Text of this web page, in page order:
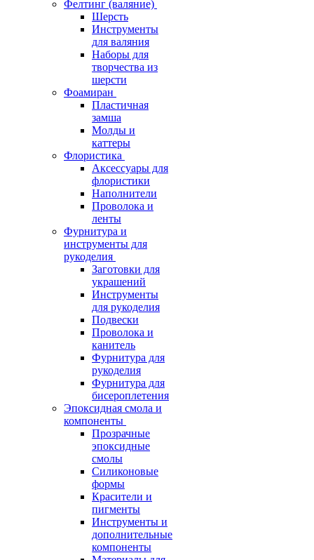
Фелтинг (валяние)
Шерсть
Инструменты
для валяния
Наборы для
творчества из
шерсти
Фоамиран
Пластичная
замша
Молды и
каттеры
Флористика
Аксессуары для
флористики
Наполнители
Проволока и
ленты
Фурнитура и
инструменты для
рукоделия
Заготовки для
украшений
Инструменты
для рукоделия
Подвески
Проволока и
канитель
Фурнитура для
рукоделия
Фурнитура для
бисероплетения
Эпоксидная смола и
компоненты
Прозрачные
эпоксидные
смолы
Силиконовые
формы
Красители и
пигменты
Инструменты и
дополнительные
компоненты